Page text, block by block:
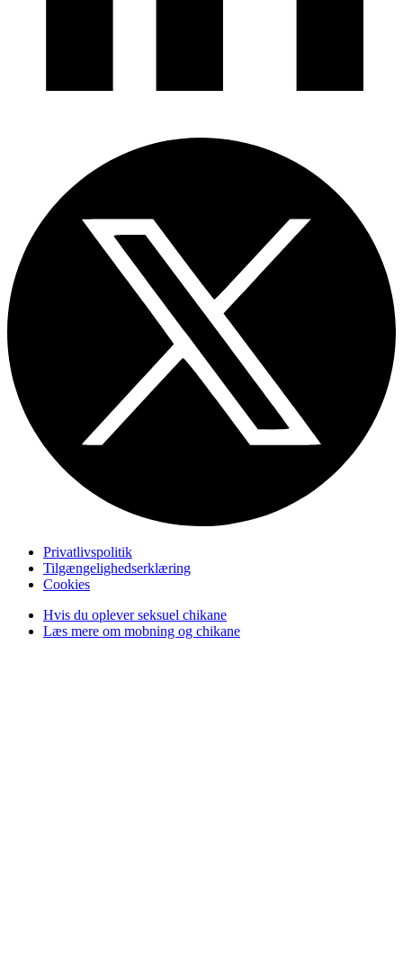
Privatlivspolitik
Tilgængelighedserklæring
Cookies
Hvis du oplever seksuel chikane
Læs mere om mobning og chikane